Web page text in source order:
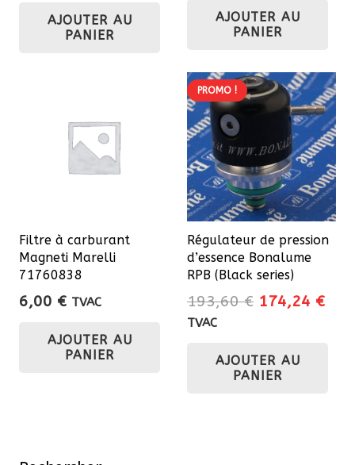
était :
533,70 €.
AJOUTER AU
PANIER
AJOUTER AU
PANIER
Filtre à carburant
Magneti Marelli
71760838
6,00 € TVAC
AJOUTER AU
PANIER
PROMO !
Régulateur de pression
d’essence Bonalume
RPB (Black series)
193,60€ Le
était :
193,60 €.
174,24 €Le
TVAC
AJOUTER AU
PANIER